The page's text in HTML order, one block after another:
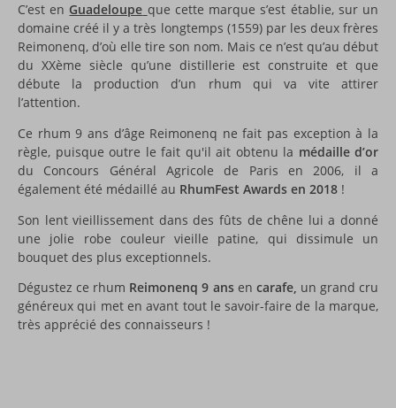
C’est en Guadeloupe que cette marque s’est établie, sur un
domaine créé il y a très longtemps (1559) par les deux frères
Reimonenq, d’où elle tire son nom. Mais ce n’est qu’au début
du XXème siècle qu’une distillerie est construite et que
débute la production d’un rhum qui va vite attirer
l’attention.
Ce rhum 9 ans d’âge Reimonenq ne fait pas exception à la
règle, puisque outre le fait qu'il ait obtenu la médaille d’or
du Concours Général Agricole de Paris en 2006, il a
également été médaillé au RhumFest Awards en 2018 !
Son lent vieillissement dans des fûts de chêne lui a donné
une jolie robe couleur vieille patine, qui dissimule un
bouquet des plus exceptionnels.
Dégustez ce rhum Reimonenq 9 ans en carafe, un grand cru
généreux qui met en avant tout le savoir-faire de la marque,
très apprécié des connaisseurs !